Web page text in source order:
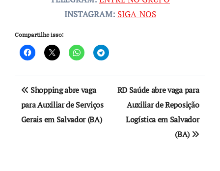
INSTAGRAM: SIGA-NOS
Compartilhe isso:
Navegação
de
Post
Shopping abre vaga
para Auxiliar de Serviços
Gerais em Salvador (BA)
RD Saúde abre vaga para
Auxiliar de Reposição
Logística em Salvador
(BA)